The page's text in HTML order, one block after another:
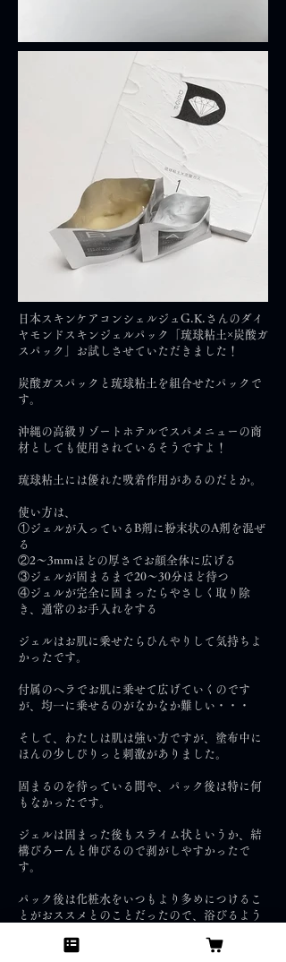
日本スキンケアコンシェルジュG.K.さんのダイ
ヤモンドスキンジェルパック「琉球粘土×炭酸ガ
スパック」お試しさせていただきました！
炭酸ガスパックと琉球粘土を組合せたパックで
す。
沖縄の高級リゾートホテルでスパメニューの商
材としても使用されているそうですよ！
琉球粘土には優れた吸着作用があるのだとか。
使い方は、
①ジェルが入っているB剤に粉末状のA剤を混ぜ
る
②2～3mmほどの厚さでお顔全体に広げる
③ジェルが固まるまで20～30分ほど待つ
④ジュルが完全に固まったらやさしく取り除
き、通常のお手入れをする
ジェルはお肌に乗せたらひんやりして気持ちよ
かったです。
付属のヘラでお肌に乗せて広げていくのです
が、均一に乗せるのがなかなか難しい・・・
そして、わたしは肌は強い方ですが、塗布中に
ほんの少しぴりっと刺激がありました。
固まるのを待っている間や、パック後は特に何
もなかったです。
ジェルは固まった後もスライム状というか、結
構びろーんと伸びるので剥がしやすかったで
す。
パック後は化粧水をいつもより多めにつけるこ
とがおススメとのことだったので、浴びるよう